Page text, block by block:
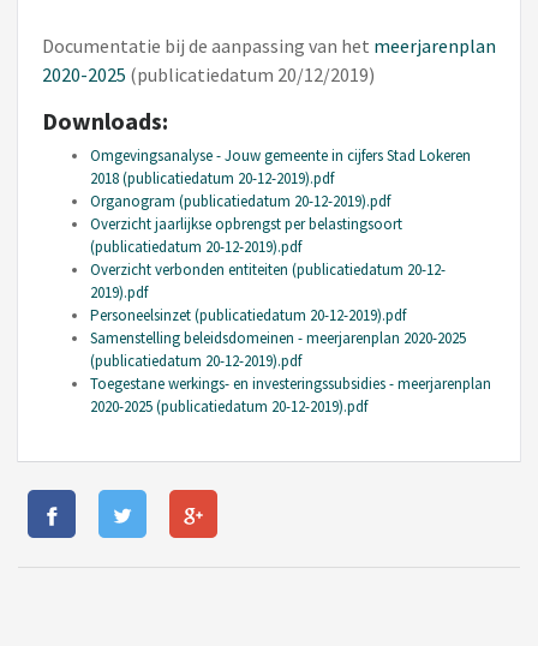
Documentatie bij de aanpassing van het meerjarenplan
2020-2025 (publicatiedatum 20/12/2019)
Downloads:
Omgevingsanalyse - Jouw gemeente in cijfers Stad Lokeren
2018 (publicatiedatum 20-12-2019).pdf
Organogram (publicatiedatum 20-12-2019).pdf
Overzicht jaarlijkse opbrengst per belastingsoort
(publicatiedatum 20-12-2019).pdf
Overzicht verbonden entiteiten (publicatiedatum 20-12-
2019).pdf
Personeelsinzet (publicatiedatum 20-12-2019).pdf
Samenstelling beleidsdomeinen - meerjarenplan 2020-2025
(publicatiedatum 20-12-2019).pdf
Toegestane werkings- en investeringssubsidies - meerjarenplan
2020-2025 (publicatiedatum 20-12-2019).pdf